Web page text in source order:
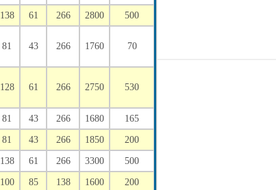
138 61 266 2800 500
81 43 266 1760 70
128 61 266 2750 530
81 43 266 1680 165
81 43 266 1850 200
138 61 266 3300 500
100 85 138 1600 200